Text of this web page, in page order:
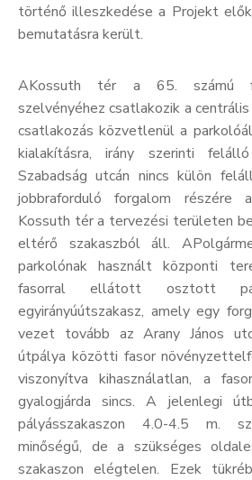
történő illeszkedése a Projekt
bemutatásra került.
AKossuth tér a 65. számú
szelvényéhez csatlakozik a
csatlakozás közvetlenül a
kialakításra, irány szerinti
Szabadság utcán nincs külön
jobbraforduló forgalom részére
Kossuth tér a tervezési területen
eltérő szakaszból áll.
parkolónak használt központi
fasorral ellátott osztott
egyirányúútszakasz, amely egy
vezet tovább az Arany János
útpálya közötti fasor
viszonyítva kihasználatlan, a
gyalogjárda sincs. A jelenlegi
pályásszakaszon 4.0-4.5 m.
minőségű, de a szükséges
szakaszon elégtelen. Ezek